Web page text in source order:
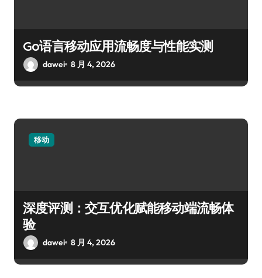
Go语言移动应用流畅度与性能实测
dawei 8 月 4, 2026
移动
深度评测：交互优化赋能移动端流畅体
验
dawei 8 月 4, 2026